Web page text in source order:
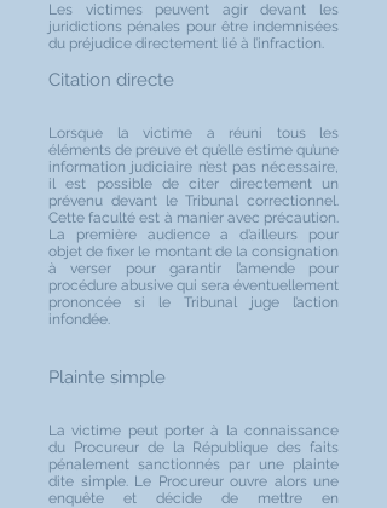
Les victimes peuvent agir devant les
juridictions pénales pour être indemnisées
du préjudice directement lié à l’infraction.
Citation directe
Lorsque la victime a réuni tous les
éléments de preuve et qu’elle estime qu’une
information judiciaire n’est pas nécessaire,
il est possible de citer directement un
prévenu devant le Tribunal correctionnel.
Cette faculté est à manier avec précaution.
La première audience a d’ailleurs pour
objet de fixer le montant de la consignation
à verser pour garantir l’amende pour
procédure abusive qui sera éventuellement
prononcée si le Tribunal juge l’action
infondée.
Plainte simple
La victime peut porter à la connaissance
du Procureur de la République des faits
pénalement sanctionnés par une plainte
dite simple. Le Procureur ouvre alors une
enquête et décide de mettre en